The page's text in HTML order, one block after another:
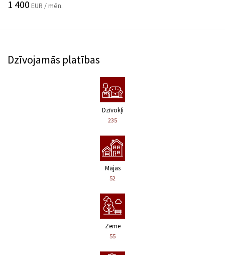
1 400 EUR / mēn.
Dzīvojamās platības
Dzīvokļi
235
Mājas
52
Zeme
55